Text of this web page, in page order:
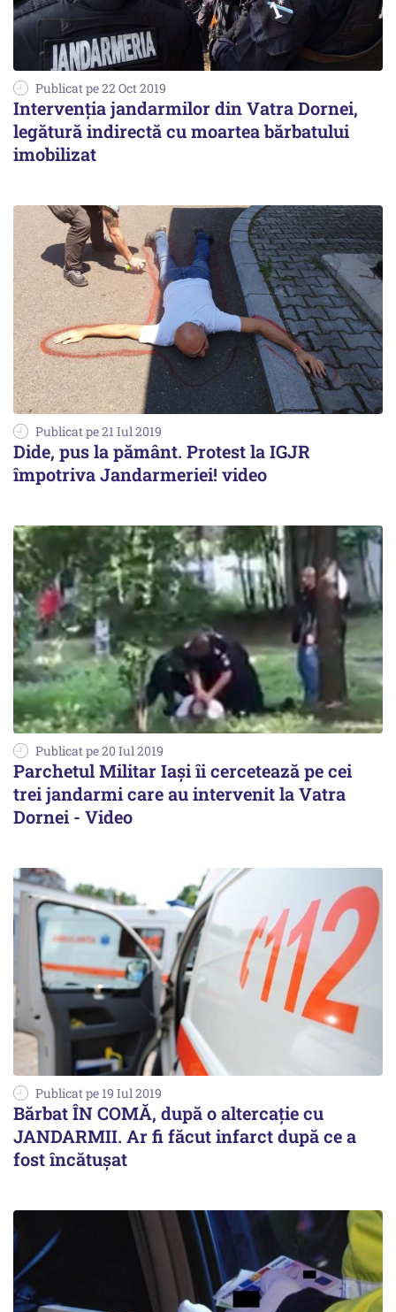
Publicat pe 22 Oct 2019
Intervenţia jandarmilor din Vatra Dornei,
legătură indirectă cu moartea bărbatului
imobilizat
Publicat pe 21 Iul 2019
Dide, pus la pământ. Protest la IGJR
împotriva Jandarmeriei! video
Publicat pe 20 Iul 2019
Parchetul Militar Iași îi cercetează pe cei
trei jandarmi care au intervenit la Vatra
Dornei - Video
Publicat pe 19 Iul 2019
Bărbat ÎN COMĂ, după o altercație cu
JANDARMII. Ar fi făcut infarct după ce a
fost încătușat